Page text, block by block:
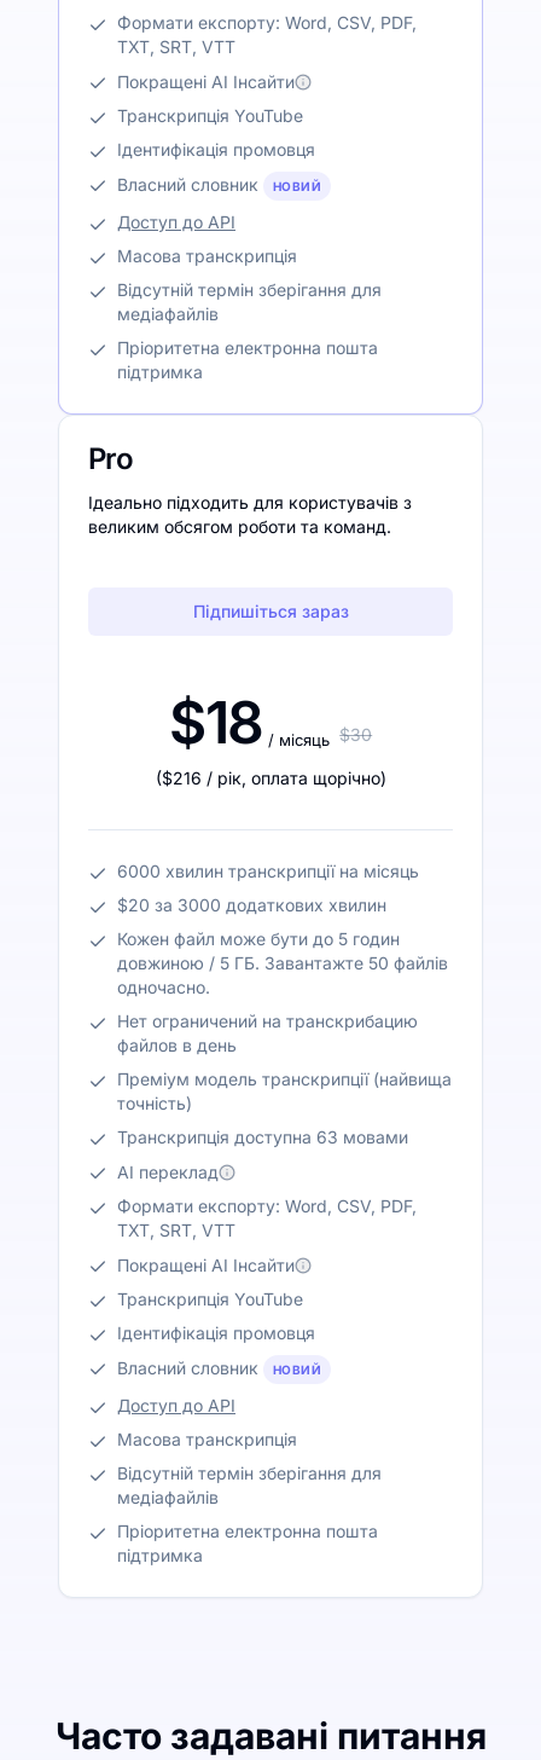
Формати експорту: Word, CSV, PDF,
TXT, SRT, VTT
Покращені AI Інсайти
Транскрипція YouTube
Ідентифікація промовця
Власний словник
НОВИЙ
Доступ до API
Масова транскрипція
Відсутній термін зберігання для
медіафайлів
Пріоритетна електронна пошта
підтримка
Pro
Ідеально підходить для користувачів з
великим обсягом роботи та команд.
Підпишіться зараз
$18 / місяць $30
($216 / рік, оплата щорічно)
6000 хвилин транскрипції на місяць
$20 за 3000 додаткових хвилин
Кожен файл може бути до 5 годин
довжиною / 5 ГБ. Завантажте 50 файлів
одночасно.
Нет ограничений на транскрибацию
файлов в день
Преміум модель транскрипції (найвища
точність)
Транскрипція доступна 63 мовами
AI переклад
Формати експорту: Word, CSV, PDF,
TXT, SRT, VTT
Покращені AI Інсайти
Транскрипція YouTube
Ідентифікація промовця
Власний словник
НОВИЙ
Доступ до API
Масова транскрипція
Відсутній термін зберігання для
медіафайлів
Пріоритетна електронна пошта
підтримка
Часто задавані питання